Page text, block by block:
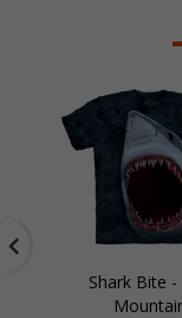
Shark Bite -